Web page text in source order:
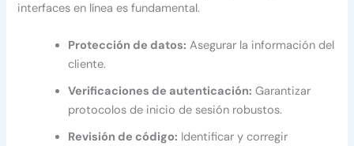
interfaces en línea es fundamental.
Protección de datos: Asegurar la información del
cliente.
Verificaciones de autenticación: Garantizar
protocolos de inicio de sesión robustos.
Revisión de código: Identificar y corregir